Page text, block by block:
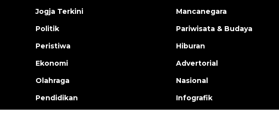
Jogja Terkini
Politik
Peristiwa
Ekonomi
Olahraga
Pendidikan
Mancanegara
Pariwisata & Budaya
Hiburan
Advertorial
Nasional
Infografik